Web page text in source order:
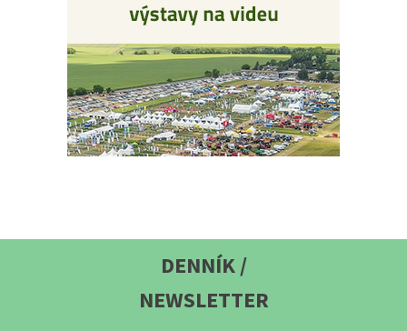
DENNÍK /
NEWSLETTER